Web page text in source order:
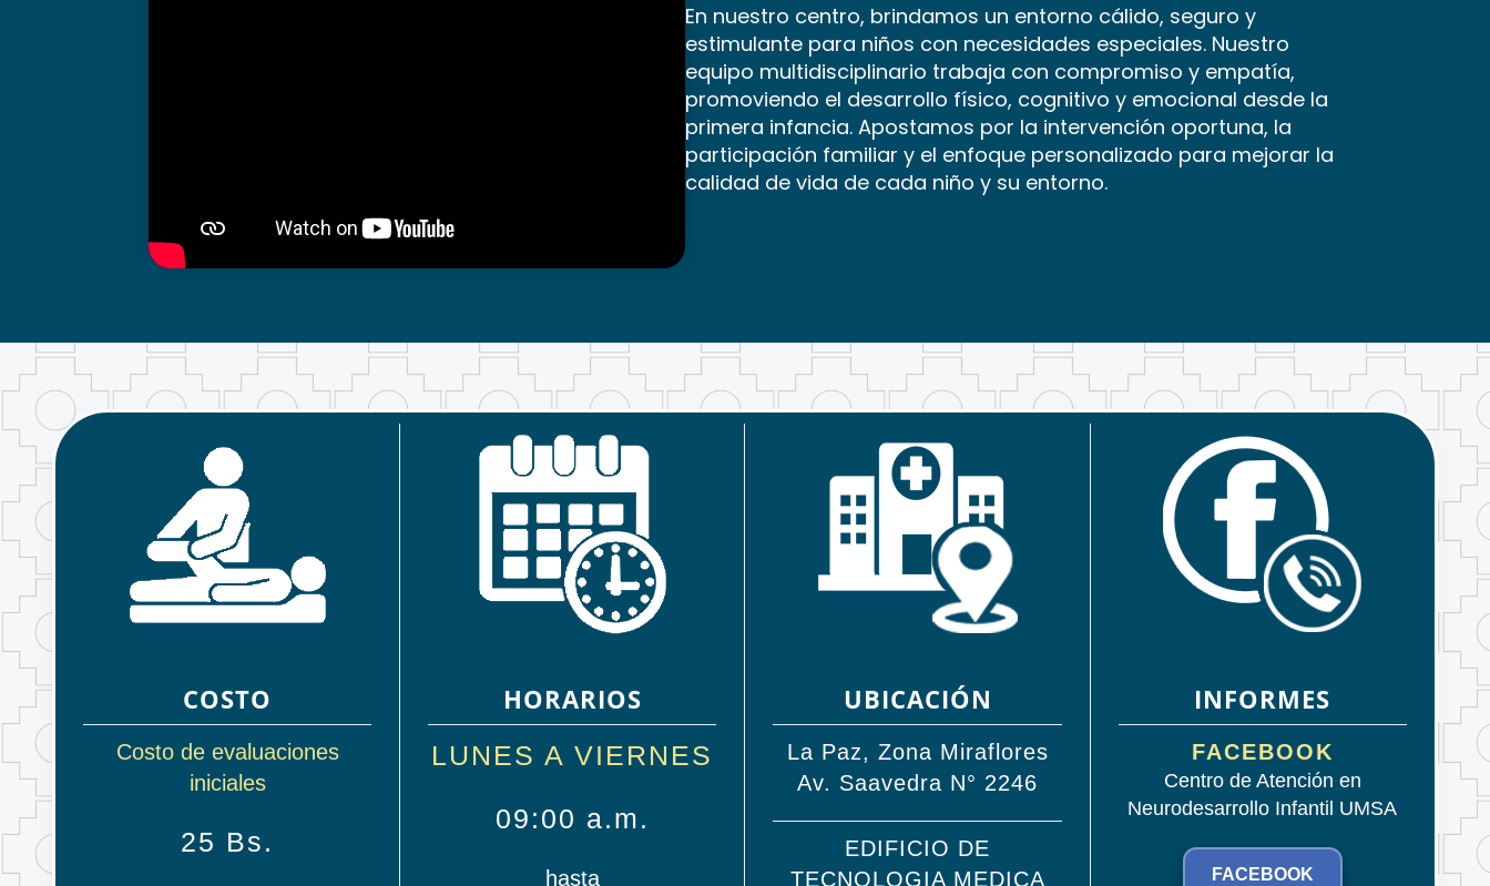
En nuestro centro, brindamos un entorno cálido, seguro y
estimulante para niños con necesidades especiales. Nuestro
equipo multidisciplinario trabaja con compromiso y empatía,
promoviendo el desarrollo físico, cognitivo y emocional desde la
primera infancia. Apostamos por la intervención oportuna, la
participación familiar y el enfoque personalizado para mejorar la
calidad de vida de cada niño y su entorno.
COSTO
Costo de evaluaciones
iniciales
25 Bs.
HORARIOS
LUNES A VIERNES
09:00 a.m.
hasta
UBICACIÓN
La Paz, Zona Miraflores
Av. Saavedra N° 2246
EDIFICIO DE
TECNOLOGIA MEDICA
INFORMES
FACEBOOK
Centro de Atención en
Neurodesarrollo Infantil UMSA
FACEBOOK